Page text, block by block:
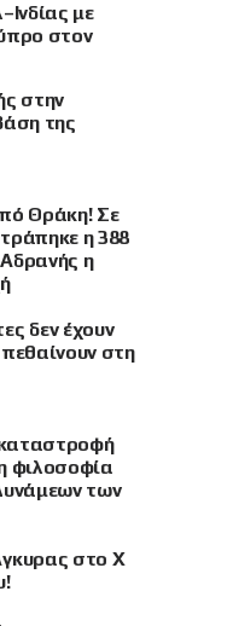
με
στον
στην
της
Θράκη! Σε
η 388
η
δεν έχουν
στη
φιλοσοφία
των
στο X